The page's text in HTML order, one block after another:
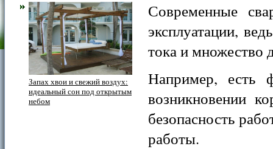
Запах хвои и свежий воздух:
идеальный сон под открытым
небом
Современные
эксплуатации,
тока и множество
Например, есть
возникновении
безопасность
работы.